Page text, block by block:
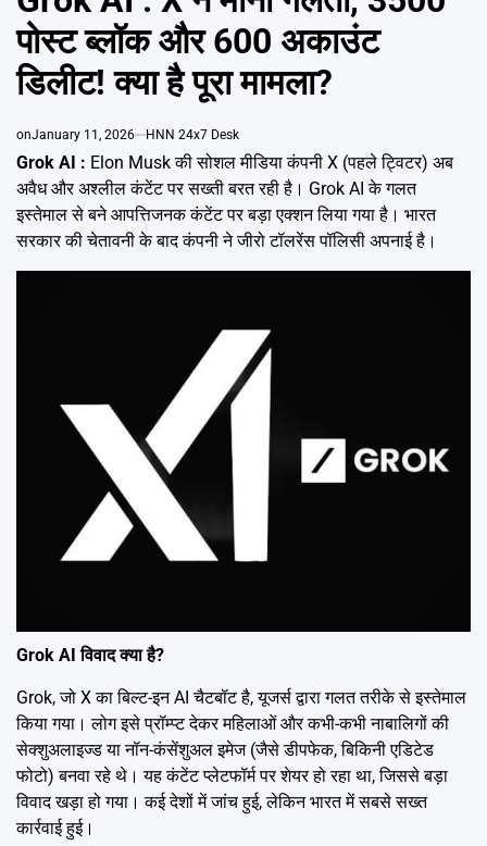
पोस्ट ब्लॉक और 600 अकाउंट
डिलीट! क्या है पूरा मामला?
onJanuary 11, 2026 HNN 24x7 Desk
Grok AI : Elon Musk की सोशल मीडिया कंपनी X (पहले ट्विटर) अब
अवैध और अश्लील कंटेंट पर सख्ती बरत रही है। Grok AI के गलत
इस्तेमाल से बने आपत्तिजनक कंटेंट पर बड़ा एक्शन लिया गया है। भारत
सरकार की चेतावनी के बाद कंपनी ने जीरो टॉलरेंस पॉलिसी अपनाई है।
Grok AI विवाद क्या है?
Grok, जो X का बिल्ट-इन AI चैटबॉट है, यूजर्स द्वारा गलत तरीके से इस्तेमाल
किया गया। लोग इसे प्रॉम्प्ट देकर महिलाओं और कभी-कभी नाबालिगों की
सेक्शुअलाइज्ड या नॉन-कंसेंशुअल इमेज (जैसे डीपफेक, बिकिनी एडिटेड
फोटो) बनवा रहे थे। यह कंटेंट प्लेटफॉर्म पर शेयर हो रहा था, जिससे बड़ा
विवाद खड़ा हो गया। कई देशों में जांच हुई, लेकिन भारत में सबसे सख्त
कार्रवाई हुई।